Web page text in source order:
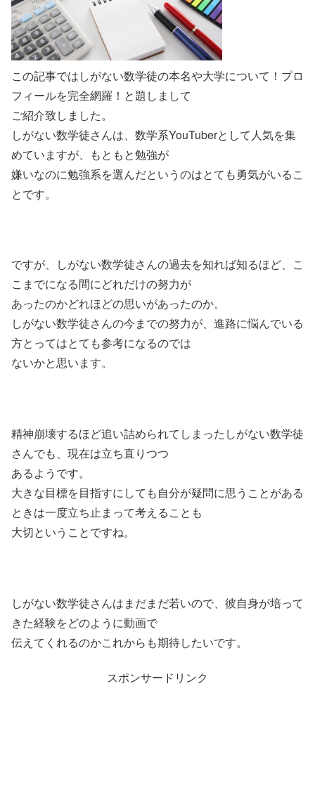
この記事ではしがない数学徒の本名や大学について！プロ
フィールを完全網羅！と題しまして
ご紹介致しました。
しがない数学徒さんは、数学系YouTuberとして人気を集
めていますが、もともと勉強が
嫌いなのに勉強系を選んだというのはとても勇気がいるこ
とです。
ですが、しがない数学徒さんの過去を知れば知るほど、こ
こまでになる間にどれだけの努力が
あったのかどれほどの思いがあったのか。
しがない数学徒さんの今までの努力が、進路に悩んでいる
方とってはとても参考になるのでは
ないかと思います。
精神崩壊するほど追い詰められてしまったしがない数学徒
さんでも、現在は立ち直りつつ
あるようです。
大きな目標を目指すにしても自分が疑問に思うことがある
ときは一度立ち止まって考えることも
大切ということですね。
しがない数学徒さんはまだまだ若いので、彼自身が培って
きた経験をどのように動画で
伝えてくれるのかこれからも期待したいです。
スポンサードリンク